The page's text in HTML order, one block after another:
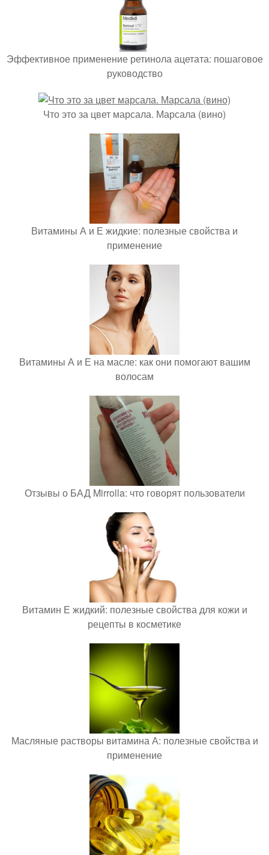
Эффективное применение ретинола ацетата: пошаговое
руководство
Что это за цвет марсала. Марсала (вино)
Витамины А и Е жидкие: полезные свойства и
применение
Витамины А и Е на масле: как они помогают вашим
волосам
Отзывы о БАД Mirrolla: что говорят пользователи
Витамин Е жидкий: полезные свойства для кожи и
рецепты в косметике
Масляные растворы витамина А: полезные свойства и
применение